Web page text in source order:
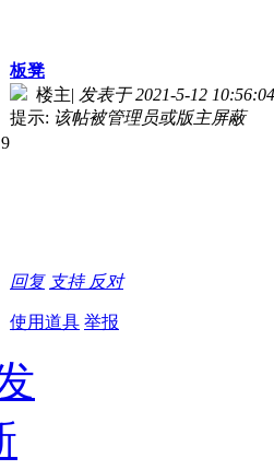
板凳
楼主| 发表于 2021-5-12 10:56:04
提示: 该帖被管理员或版主屏蔽
回复 支持 反对
使用道具 举报